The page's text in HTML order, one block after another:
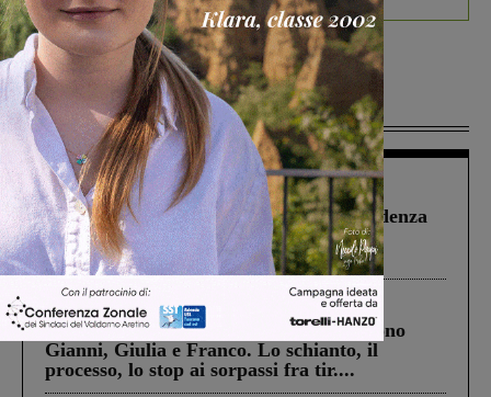
Più lette
Figline Incisa Valdarno 1 Agosto 2026
Piscina di Figline finanziata oltre la scadenza
Pnrr, il gruppo di Fratelli d’Italia: “Un
ringraziamento al Governo”
Cronaca 4 Agosto 2026
Un anno fa la strage in A1 in cui morirono
Gianni, Giulia e Franco. Lo schianto, il
processo, lo stop ai sorpassi fra tir....